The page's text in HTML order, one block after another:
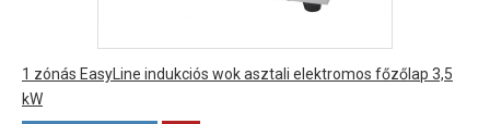
1 zónás EasyLine indukciós wok asztali elektromos főzőlap 3,5
kW